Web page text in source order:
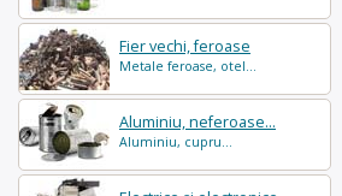
Fier vechi, feroase
Metale feroase, otel...
Aluminiu, neferoase...
Aluminiu, cupru...